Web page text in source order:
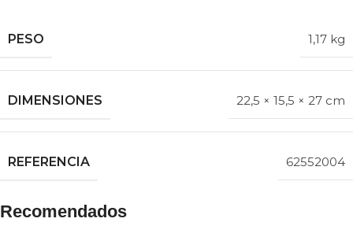
PESO 1,17 kg
DIMENSIONES 22,5 × 15,5 × 27 cm
REFERENCIA 62552004
Recomendados